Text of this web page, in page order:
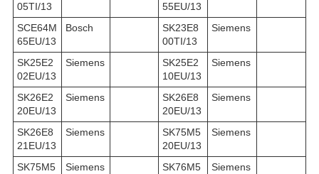
05TI/13
55EU/13
SCE64M
65EU/13
Bosch
SK23E8
00TI/13
Siemens
SK25E2
02EU/13
Siemens
SK25E2
10EU/13
Siemens
SK26E2
20EU/13
Siemens
SK26E8
20EU/13
Siemens
SK26E8
21EU/13
Siemens
SK75M5
20EU/13
Siemens
SK75M5
Siemens
SK76M5
Siemens